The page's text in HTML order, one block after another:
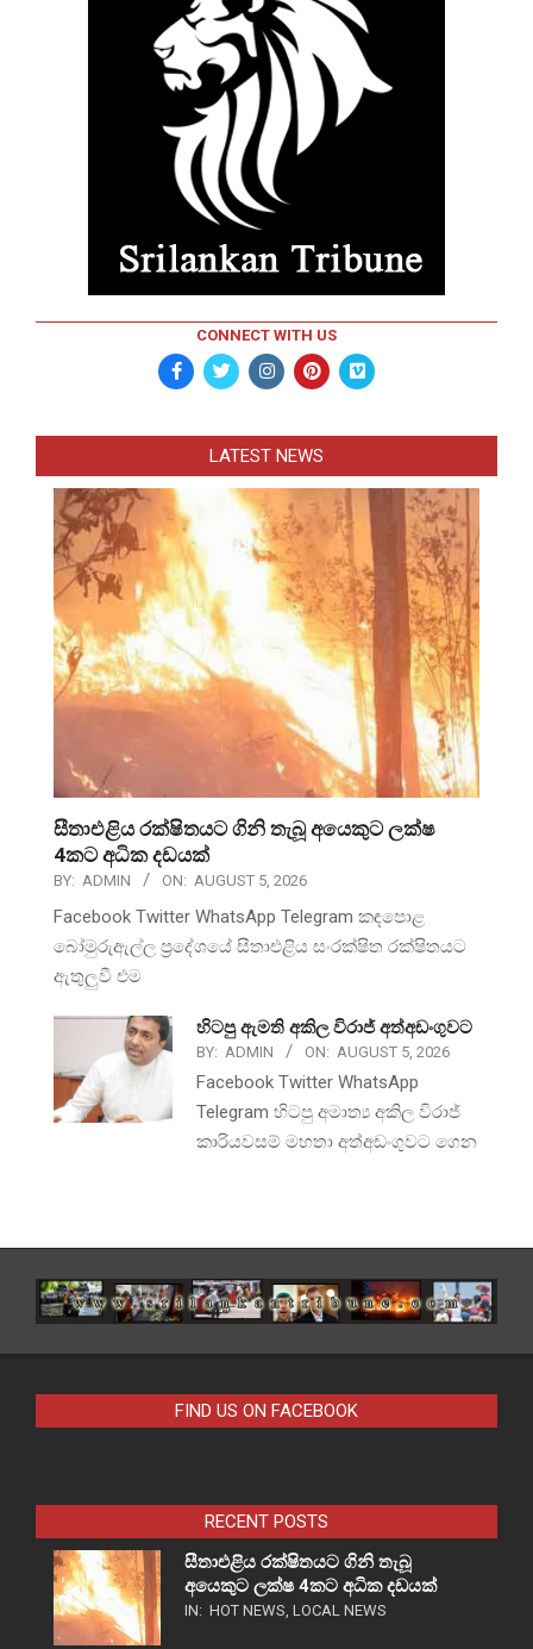
CONNECT WITH US
LATEST NEWS
සීතාඑළිය රක්ෂිතයට ගිනි තැබූ අයෙකුට ලක්ෂ
4කට අධික දඩයක්
BY: ADMIN ON: AUGUST 5, 2026
Facebook Twitter WhatsApp Telegram කඳපොළ
බෝමුරුඇල්ල ප්‍රදේශයේ සීතාඑළිය සංරක්ෂිත රක්ෂිතයට
ඇතුලුවී එම
හිටපු ඇමති අකිල විරාජ් අත්අඩංගුවට
BY: ADMIN ON: AUGUST 5, 2026
Facebook Twitter WhatsApp
Telegram හිටපු අමාත්‍ය අකිල විරාජ්
කාරියවසම් මහතා අත්අඩංගුවට ගෙන
FIND US ON FACEBOOK
RECENT POSTS
සීතාඑළිය රක්ෂිතයට ගිනි තැබූ
අයෙකුට ලක්ෂ 4කට අධික දඩයක්
IN: HOT NEWS, LOCAL NEWS